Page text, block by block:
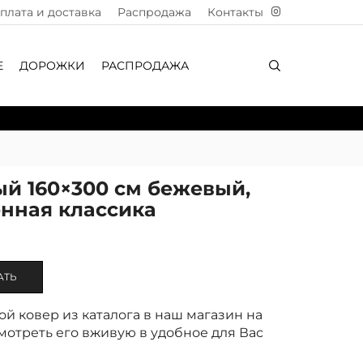
и доставка Распродажа Контакты
ДОРОЖКИ РАСПРОДАЖА
160×300 см бежевый,
классика
ковер из каталога в наш магазин на
его вживую в удобное для Вас